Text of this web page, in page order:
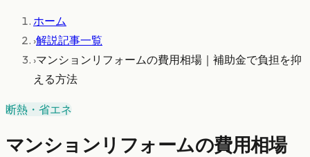
ホーム
›解説記事一覧
›マンションリフォームの費用相場｜補助金で負担を抑
える方法
断熱・省エネ
マンションリフォームの費用相場